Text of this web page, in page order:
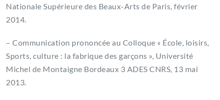
Nationale Supérieure des Beaux-Arts de Paris, février
2014.
– Communication prononcée au Colloque « École, loisirs,
Sports, culture : la fabrique des garçons », Université
Michel de Montaigne Bordeaux 3 ADES CNRS, 13 mai
2013.